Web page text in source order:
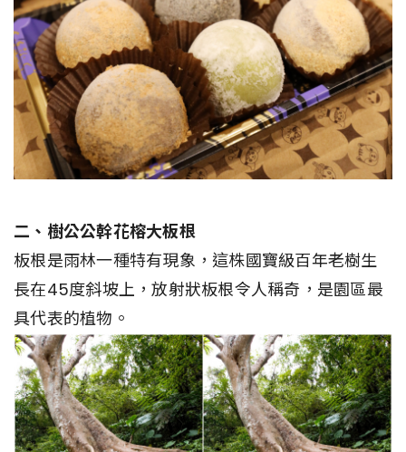
二、樹公公幹花榕大板根
板根是雨林一種特有現象，這株國寶級百年老樹生
長在45度斜坡上，放射狀板根令人稱奇，是園區最
具代表的植物。